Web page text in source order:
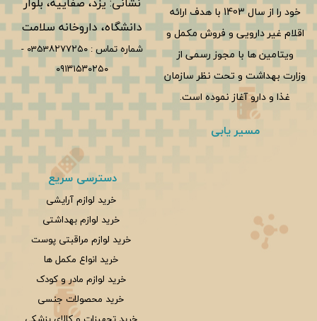
خود را از سال 1403 با هدف ارائه
اقلام غیر دارویی و فروش مکمل و
ویتامین ها با مجوز رسمی از
وزارت بهداشت و تحت نظر سازمان
غذا و دارو آغاز نموده است.
دانشگاه، داروخانه سلامت
شماره تماس :0353۸۲۷۷۲۵۰ -
۰۹۱۳۱۵۳۰۲۵۰
مسیر یابی
دسترسی سریع
خرید لوازم آرایشی
خرید لوازم بهداشتی
خرید لوازم مراقبتی پوست
خرید انواع مکمل ها
خرید لوازم مادر و کودک
خرید محصولات جنسی